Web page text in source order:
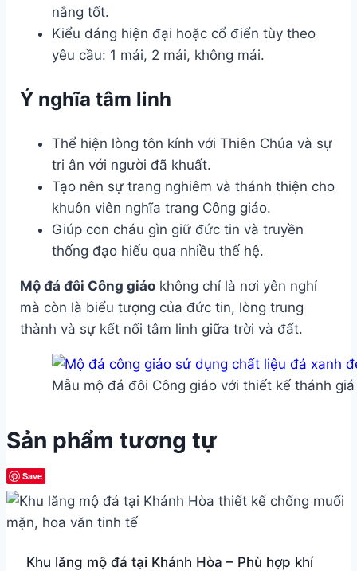
nắng tốt.
Kiểu dáng hiện đại hoặc cổ điển tùy theo
yêu cầu: 1 mái, 2 mái, không mái.
Ý nghĩa tâm linh
Thể hiện lòng tôn kính với Thiên Chúa và sự
tri ân với người đã khuất.
Tạo nên sự trang nghiêm và thánh thiện cho
khuôn viên nghĩa trang Công giáo.
Giúp con cháu gìn giữ đức tin và truyền
thống đạo hiếu qua nhiều thế hệ.
Mộ đá đôi Công giáo không chỉ là nơi yên nghỉ
mà còn là biểu tượng của đức tin, lòng trung
thành và sự kết nối tâm linh giữa trời và đất.
Mẫu mộ đá đôi Công giáo với thiết kế thánh
Sản phẩm tương tự
Save
Khu lăng mộ đá tại Khánh Hòa – Phù hợp khí